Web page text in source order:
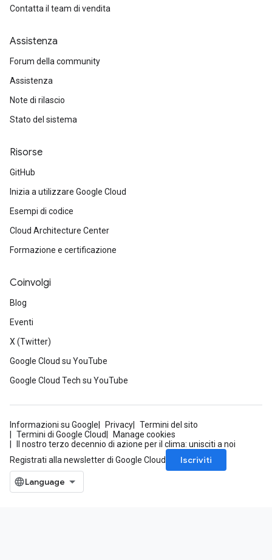
Contatta il team di vendita
Assistenza
Forum della community
Assistenza
Note di rilascio
Stato del sistema
Risorse
GitHub
Inizia a utilizzare Google Cloud
Esempi di codice
Cloud Architecture Center
Formazione e certificazione
Coinvolgi
Blog
Eventi
X (Twitter)
Google Cloud su YouTube
Google Cloud Tech su YouTube
Informazioni su Google Privacy
Termini del sito
Termini di Google Cloud
Manage cookies
Il nostro terzo decennio di azione per il clima: unisciti a noi
Registrati alla newsletter di Google Cloud
Iscriviti